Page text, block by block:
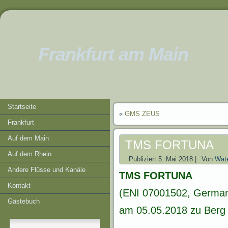
Frankfurt am Main
Startseite
Frankfurt
Auf dem Main
Auf dem Rhein
Andere Flüsse und Kanäle
Kontakt
Gästebuch
« GMS ZEUS
TMS FORTUNA
Publiziert 5. Mai 2018 Von
TMS FORTUNA
(ENI 07001502,
am 05.05.2018 zu